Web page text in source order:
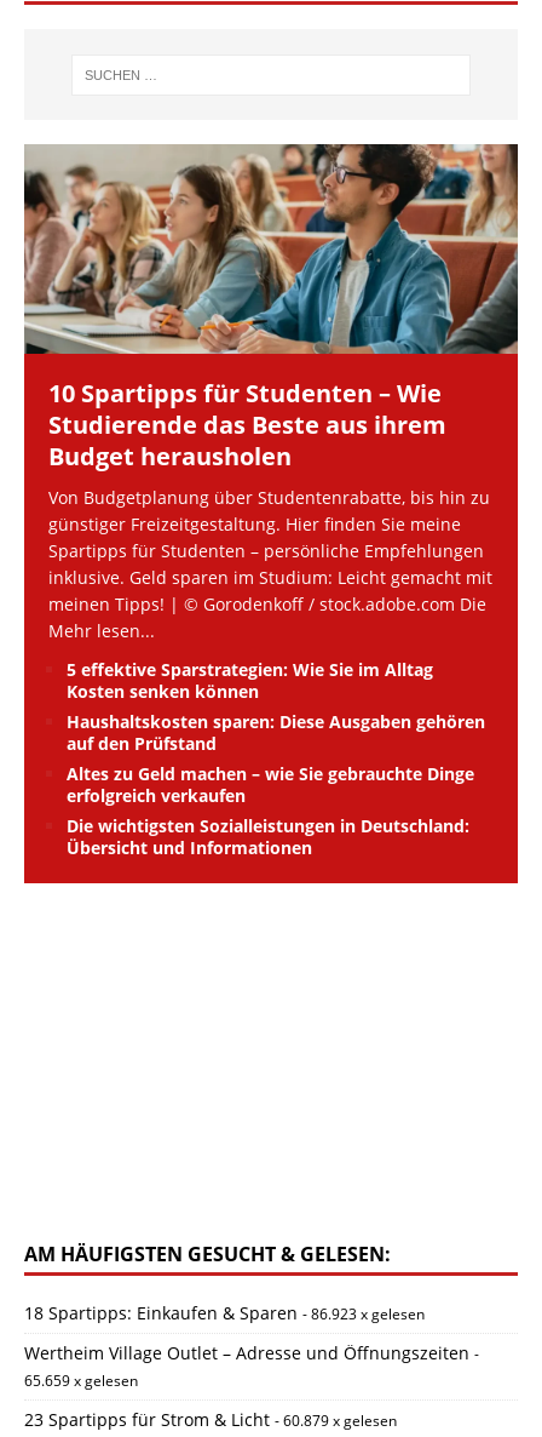
10 Spartipps für Studenten – Wie
Studierende das Beste aus ihrem
Budget herausholen
Von Budgetplanung über Studentenrabatte, bis hin zu
günstiger Freizeitgestaltung. Hier finden Sie meine
Spartipps für Studenten – persönliche Empfehlungen
inklusive. Geld sparen im Studium: Leicht gemacht mit
meinen Tipps! | © Gorodenkoff / stock.adobe.com Die
Mehr lesen...
5 effektive Sparstrategien: Wie Sie im Alltag
Kosten senken können
Haushaltskosten sparen: Diese Ausgaben gehören
auf den Prüfstand
Altes zu Geld machen – wie Sie gebrauchte Dinge
erfolgreich verkaufen
Die wichtigsten Sozialleistungen in Deutschland:
Übersicht und Informationen
AM HÄUFIGSTEN GESUCHT & GELESEN:
18 Spartipps: Einkaufen & Sparen - 86.923 x gelesen
Wertheim Village Outlet – Adresse und Öffnungszeiten -
65.659 x gelesen
23 Spartipps für Strom & Licht - 60.879 x gelesen